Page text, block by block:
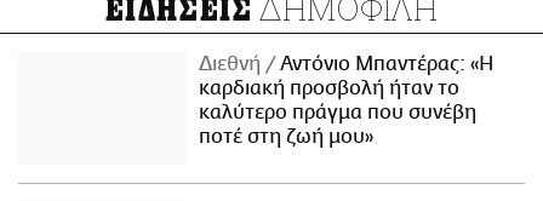
ΕΙΔΗΣΕΙΣ
Διεθνή
Αντόνιο Μπαντέρας: «Η
καρδιακή προσβολή ήταν το
καλύτερο πράγμα που συνέβη
ποτέ στη ζωή μου»